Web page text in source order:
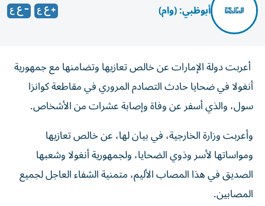
أبوظبي: (وام)
أعربت دولة الإمارات عن خالص تعازيها وتضامنها مع جمهورية
أنغولا في ضحايا حادث التصادم المروري في مقاطعة كوانزا
سول، والذي أسفر عن وفاة وإصابة عشرات من الأشخاص.
وأعربت وزارة الخارجية، في بيان لها، عن خالص تعازيها
ومواساتها لأسر وذوي الضحايا، ولجمهورية أنغولا وشعبها
الصديق في هذا المصاب الأليم، متمنية الشفاء العاجل لجميع
المصابين.